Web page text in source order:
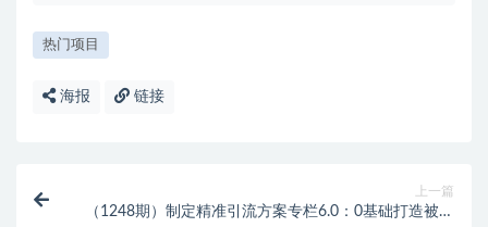
热门项目
海报 链接
上一篇
（1248期）制定精准引流方案专栏6.0：0基础打造被动